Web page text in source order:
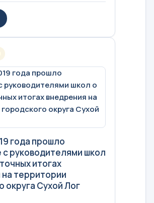
года прошло
руководителями школ
итогах
территории
округа Сухой Лог